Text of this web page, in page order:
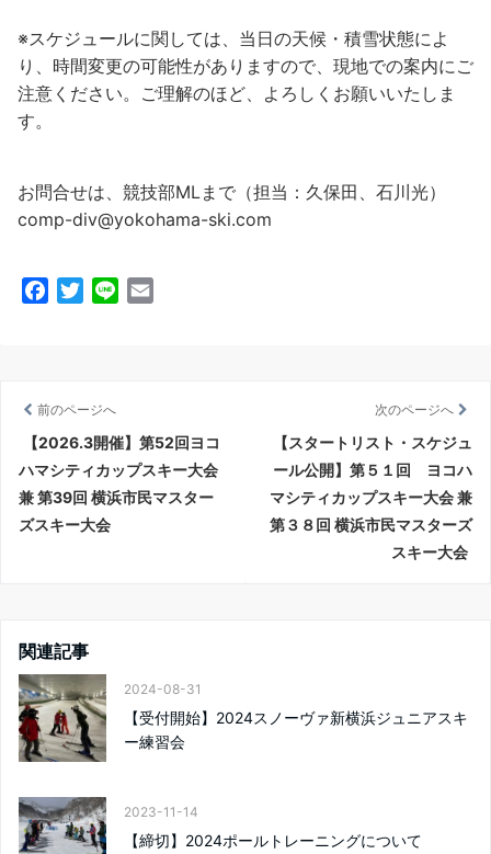
※スケジュールに関しては、当日の天候・積雪状態によ
り、時間変更の可能性がありますので、現地での案内にご
注意ください。ご理解のほど、よろしくお願いいたしま
す。
お問合せは、競技部MLまで（担当：久保田、石川光）
comp-div@yokohama-ski.com
o
o
k
e
r
前のページへ
【2026.3開催】第52回ヨコ
ハマシティカップスキー大会
兼 第39回 横浜市民マスター
ズスキー大会
次のページへ
【スタートリスト・スケジュ
ール公開】第５１回 ヨコハ
マシティカップスキー大会 兼
第３８回 横浜市民マスターズ
スキー大会
関連記事
2024-08-31
【受付開始】2024スノーヴァ新横浜ジュニアスキ
ー練習会
2023-11-14
【締切】2024ポールトレーニングについて